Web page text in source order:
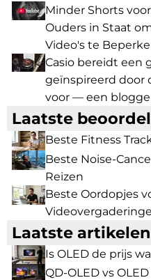
Minder Shorts
Ouders in Staat
Video's te
Casio bereidt een
geïnspireerd door
voor — een
Laatste
Beste Fitness
Beste Noise-
Reizen
Beste Oordopjes
Laatste artikelen
Is OLED de prijs
QD-OLED vs OLED